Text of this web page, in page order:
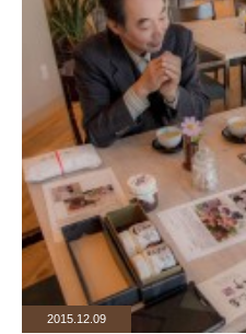
2015.12.09